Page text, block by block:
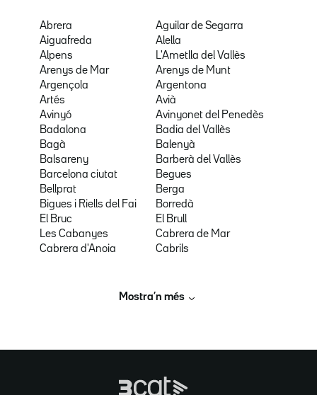
Abrera
Aguilar de Segarra
Aiguafreda
Alella
Alpens
L'Ametlla del Vallès
Arenys de Mar
Arenys de Munt
Argençola
Argentona
Artés
Avià
Avinyó
Avinyonet del Penedès
Badalona
Badia del Vallès
Bagà
Balenyà
Balsareny
Barberà del Vallès
Barcelona ciutat
Begues
Bellprat
Berga
Bigues i Riells del Fai
Borredà
El Bruc
El Brull
Les Cabanyes
Cabrera de Mar
Cabrera d'Anoia
Cabrils
Mostra’n més